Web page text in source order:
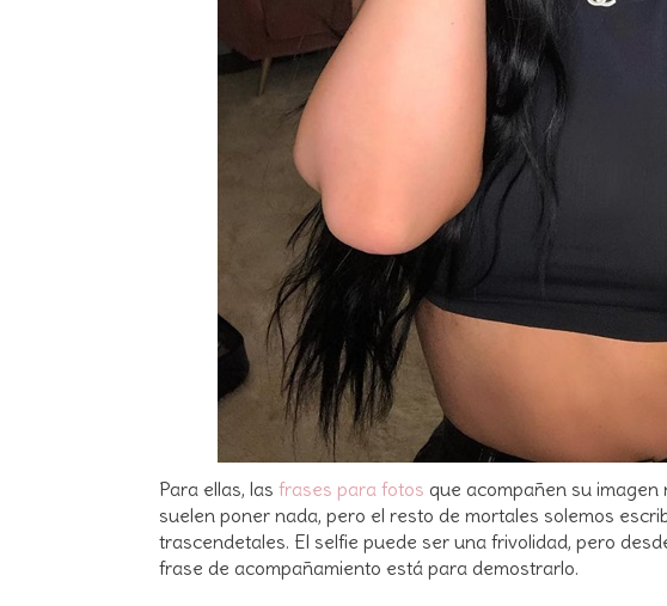
Para ellas, las frases para fotos que acompañen su imagen
suelen poner nada, pero el resto de mortales solemos
trascendetales. El selfie puede ser una frivolidad, pero
frase de acompañamiento está para demostrarlo.